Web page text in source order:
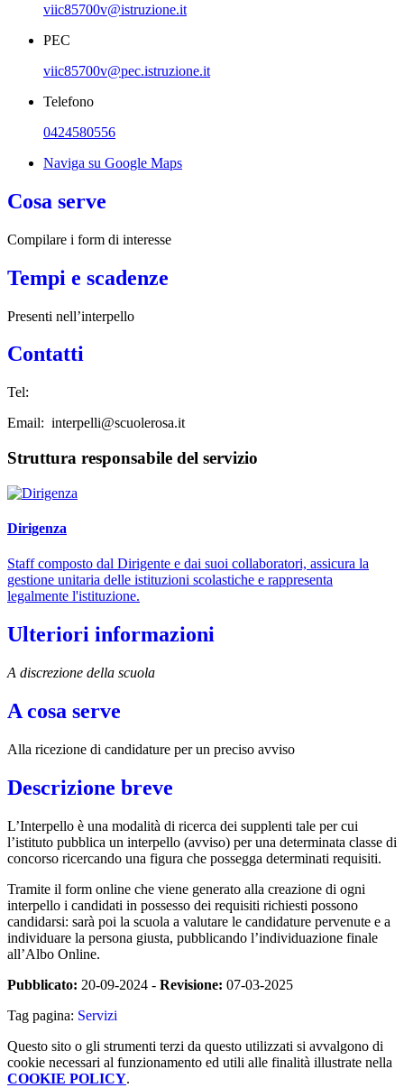
viic85700v@istruzione.it
PEC
viic85700v@pec.istruzione.it
Telefono
0424580556
Naviga su Google Maps
Cosa serve
Compilare i form di interesse
Tempi e scadenze
Presenti nell’interpello
Contatti
Tel:
Email: interpelli@scuolerosa.it
Struttura responsabile del servizio
Dirigenza
Staff composto dal Dirigente e dai suoi collaboratori, assicura la
gestione unitaria delle istituzioni scolastiche e rappresenta
legalmente l'istituzione.
Ulteriori informazioni
A discrezione della scuola
A cosa serve
Alla ricezione di candidature per un preciso avviso
Descrizione breve
L’Interpello è una modalità di ricerca dei supplenti tale per cui
l’istituto pubblica un interpello (avviso) per una determinata classe di
concorso ricercando una figura che possegga determinati requisiti.
Tramite il form online che viene generato alla creazione di ogni
interpello i candidati in possesso dei requisiti richiesti possono
candidarsi: sarà poi la scuola a valutare le candidature pervenute e a
individuare la persona giusta, pubblicando l’individuazione finale
all’Albo Online.
Pubblicato: 20-09-2024 - Revisione: 07-03-2025
Tag pagina: Servizi
Questo sito o gli strumenti terzi da questo utilizzati si avvalgono di
cookie necessari al funzionamento ed utili alle finalità illustrate nella
COOKIE POLICY.